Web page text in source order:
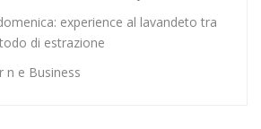
experience al lavandeto tra
di estrazione
n e Business